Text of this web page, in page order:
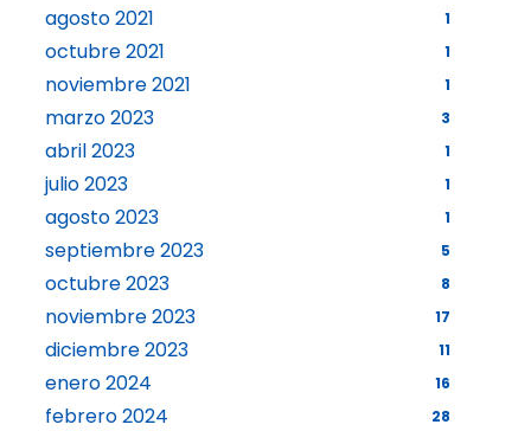
agosto 2021 1
octubre 2021 1
noviembre 2021 1
marzo 2023 3
abril 2023 1
julio 2023 1
agosto 2023 1
septiembre 2023 5
octubre 2023 8
noviembre 2023 17
diciembre 2023 11
enero 2024 16
febrero 2024 28